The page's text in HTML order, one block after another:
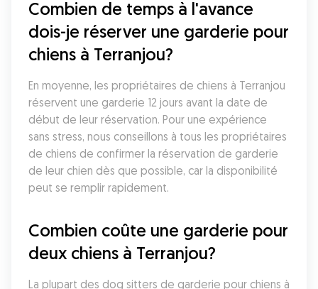
Combien de temps à l'avance
dois-je réserver une garderie pour
chiens à Terranjou?
En moyenne, les propriétaires de chiens à Terranjou
réservent une garderie 12 jours avant la date de
début de leur réservation. Pour une expérience
sans stress, nous conseillons à tous les propriétaires
de chiens de confirmer la réservation de garderie
de leur chien dès que possible, car la disponibilité
peut se remplir rapidement.
Combien coûte une garderie pour
deux chiens à Terranjou?
La plupart des dog sitters de garderie pour chiens à